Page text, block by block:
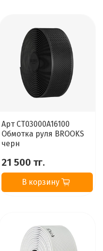
Арт CT03000A16100
Обмотка руля BROOKS
черн
21 500 тг.
В корзину